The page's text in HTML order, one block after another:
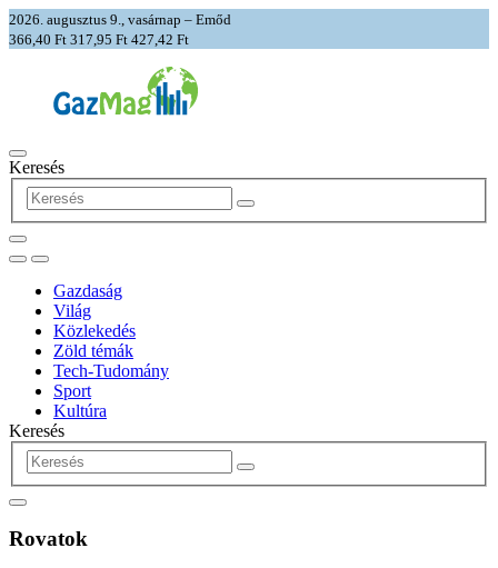
2026. augusztus 9., vasárnap – Emőd
366,40 Ft 317,95 Ft 427,42 Ft
Keresés
Gazdaság
Világ
Közlekedés
Zöld témák
Tech-Tudomány
Sport
Kultúra
Keresés
Rovatok